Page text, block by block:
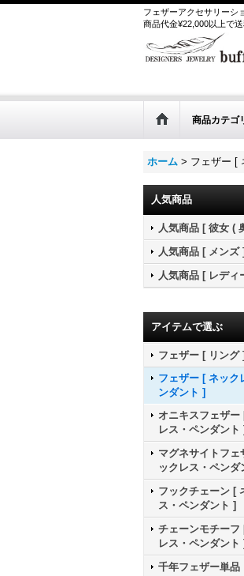
フェザーアクセサリーシ
商品代金¥22,000以上で
商品カテゴ
ホーム > フェザー [
人気商品
人気商品 [ 彼女 (
人気商品 [ メンズ ]
人気商品 [ レディ
アイテムで選ぶ
フェザー [ リング ]
フェザー [ ネック
ンダント ]
オニキスフェザー
レス・ペンダント ]
マグネサイトフェ
ックレス・ペンダ
フックチェーン [
ス・ペンダント ]
チェーンモチーフ
レス・ペンダント ]
千年フェザー単品